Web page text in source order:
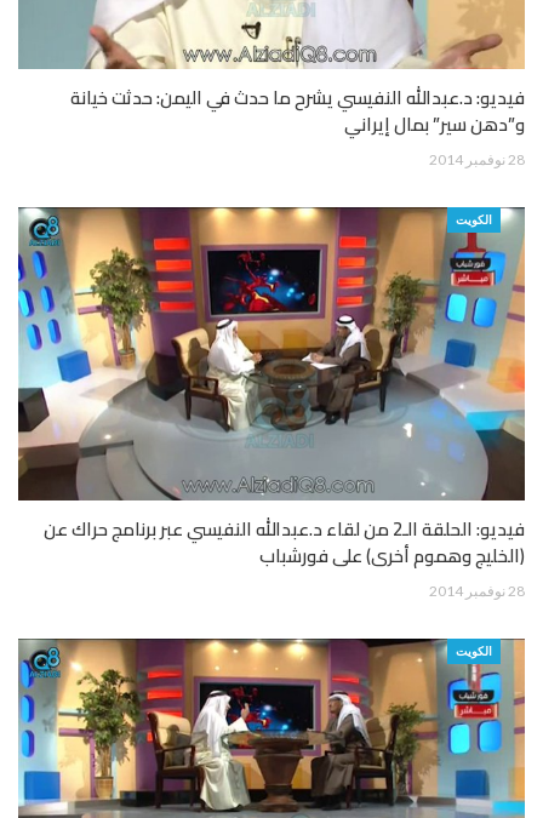
فيديو: د.عبدالله النفيسي يشرح ما حدث في اليمن: حدثت خيانة
و”دهن سير” بمال إيراني
28 نوفمبر 2014
الكويت
فيديو: الحلقة الـ2 من لقاء د.عبدالله النفيسي عبر برنامج حراك عن
(الخليج وهموم أخرى) على فورشباب
28 نوفمبر 2014
الكويت